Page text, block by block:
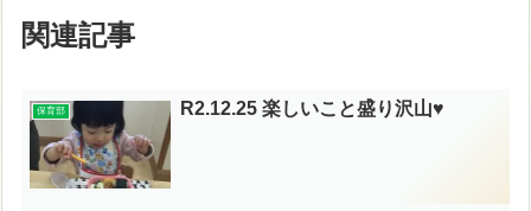
関連記事
保育部 R2.12.25 楽しいこと盛り沢山♥